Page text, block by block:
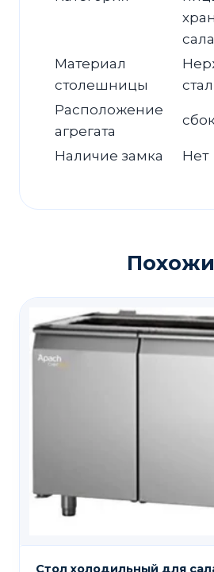
Материал
столешницы
Расположение
агрегата
Наличие замка Нет